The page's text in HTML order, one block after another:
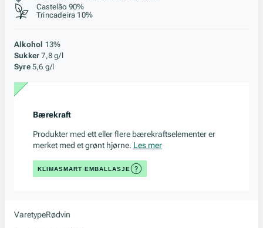
Castelão 90%
Trincadeira 10%
Alkohol 13%
Sukker 7,8 g/l
Syre 5,6 g/l
Bærekraft
Produkter med ett eller flere bærekraftselementer er
merket med et grønt hjørne. Les mer
KLIMASMART EMBALLASJE
VaretypeRødvin